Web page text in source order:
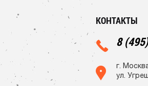
КОНТАКТЫ
8 (495)
г.
ул.